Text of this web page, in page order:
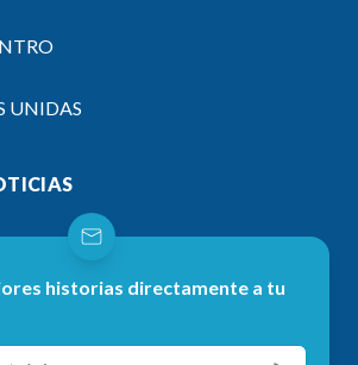
UNIDAS
historias directamente a tu